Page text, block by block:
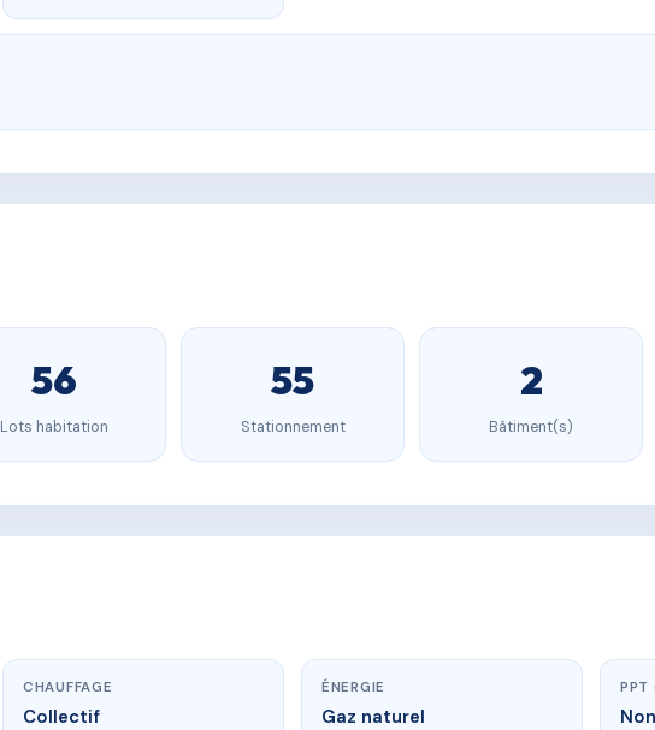
56
Lots habitation
55
Stationnement
2
Bâtiment(s)
CHAUFFAGE
Collectif
ÉNERGIE
Gaz naturel
PPT